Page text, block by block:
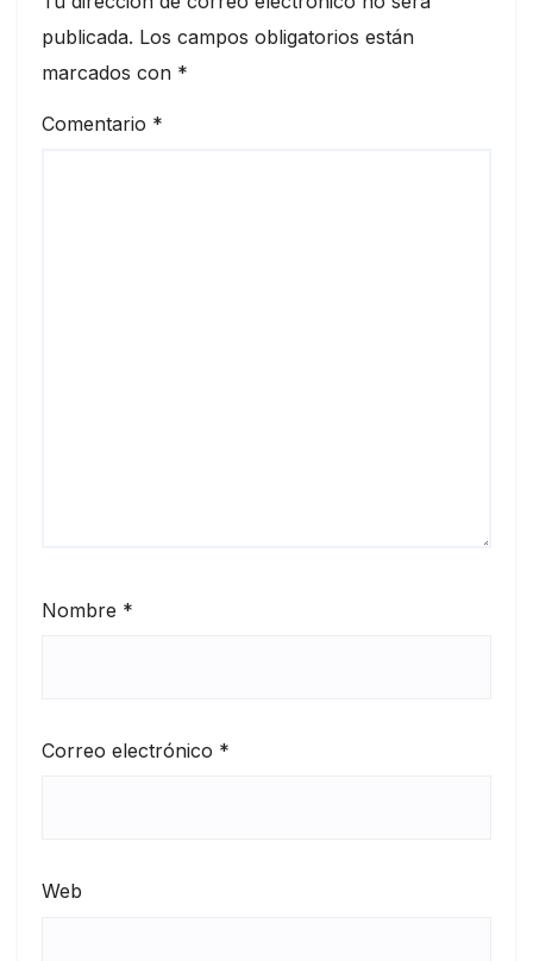
publicada. Los campos obligatorios están
marcados con *
Comentario *
Nombre *
Correo electrónico *
Web